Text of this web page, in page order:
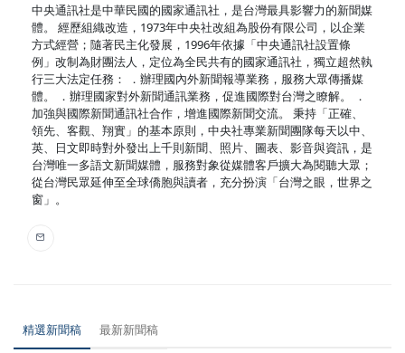
中央通訊社是中華民國的國家通訊社，是台灣最具影響力的新聞媒
體。 經歷組織改造，1973年中央社改組為股份有限公司，以企業
方式經營；隨著民主化發展，1996年依據「中央通訊社設置條
例」改制為財團法人，定位為全民共有的國家通訊社，獨立超然執
行三大法定任務： ．辦理國內外新聞報導業務，服務大眾傳播媒
體。 ．辦理國家對外新聞通訊業務，促進國際對台灣之瞭解。 ．
加強與國際新聞通訊社合作，增進國際新聞交流。 秉持「正確、
領先、客觀、翔實」的基本原則，中央社專業新聞團隊每天以中、
英、日文即時對外發出上千則新聞、照片、圖表、影音與資訊，是
台灣唯一多語文新聞媒體，服務對象從媒體客戶擴大為閱聽大眾；
從台灣民眾延伸至全球僑胞與讀者，充分扮演「台灣之眼，世界之
窗」。
精選新聞稿 最新新聞稿